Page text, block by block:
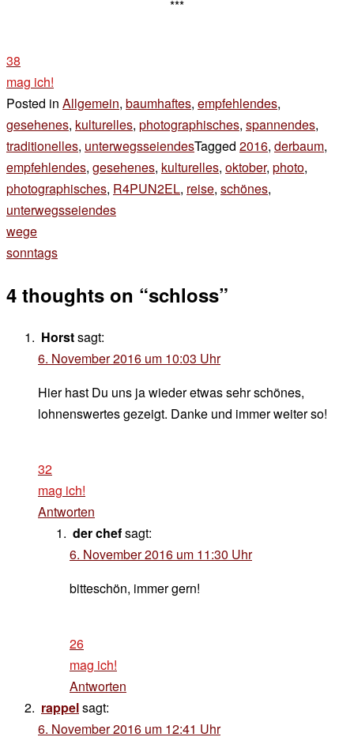
***
38
mag ich!
Posted in Allgemein, baumhaftes, empfehlendes,
gesehenes, kulturelles, photographisches, spannendes,
traditionelles, unterwegsseiendesTagged 2016, derbaum,
empfehlendes, gesehenes, kulturelles, oktober, photo,
photographisches, R4PUN2EL, reise, schönes,
unterwegsseiendes
Beitragsnavigation
wege
sonntags
4 thoughts on “schloss”
Horstsagt:
6. November 2016 um 10:03 Uhr
Hier hast Du uns ja wieder etwas sehr schönes,
lohnenswertes gezeigt. Danke und immer weiter so!
32
mag ich!
Antworten
der chefsagt:
6. November 2016 um 11:30 Uhr
bitteschön, immer gern!
26
mag ich!
Antworten
rappelsagt:
6. November 2016 um 12:41 Uhr